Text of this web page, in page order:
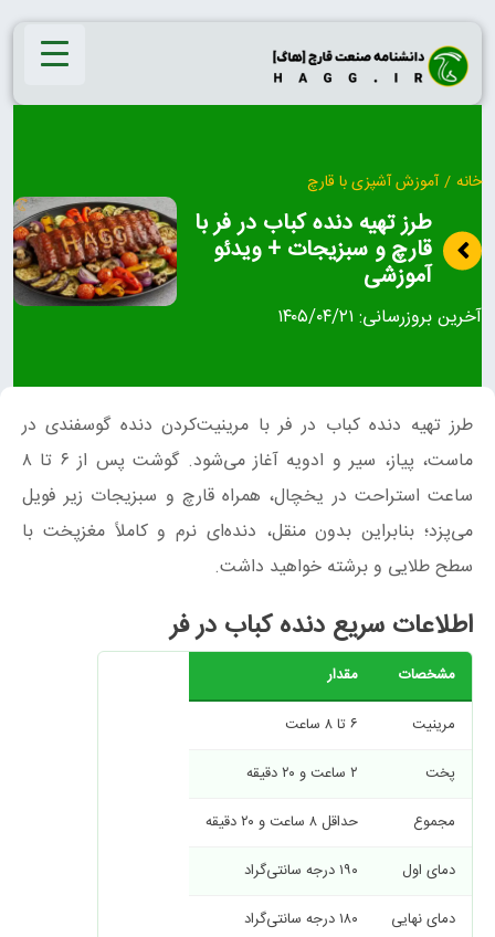
Skip
content
خانه / آموزش آشپزی با قارچ
طرز تهیه دنده کباب در فر با
قارچ و سبزیجات + ویدئو
آموزشی
آخرین بروزرسانی: ۱۴۰۵/۰۴/۲۱
طرز تهیه دنده کباب در فر با مرینیت‌کردن دنده گوسفندی در
ماست، پیاز، سیر و ادویه آغاز می‌شود. گوشت پس از ۶ تا ۸
ساعت استراحت در یخچال، همراه قارچ و سبزیجات زیر فویل
می‌پزد؛ بنابراین بدون منقل، دنده‌ای نرم و کاملاً مغزپخت با
سطح طلایی و برشته خواهید داشت.
اطلاعات سریع دنده کباب در فر
مشخصات مقدار
مرینیت
۶ تا ۸ ساعت
پخت
۲ ساعت و ۲۰ دقیقه
مجموع
حداقل ۸ ساعت و ۲۰ دقیقه
دمای اول
۱۹۰ درجه سانتی‌گراد
دمای نهایی
۱۸۰ درجه سانتی‌گراد